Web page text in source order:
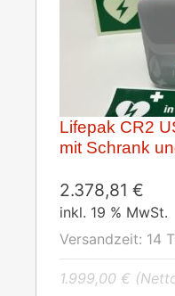
Lifepak CR2
mit Schrank
2.378,81 €
inkl. 19 % MwSt.
Versandzeit: 14
1.999,00 €